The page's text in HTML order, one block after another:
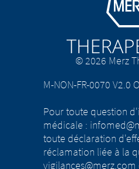
© 2026 Merz
M-NON-FR-0070 V2.0
Pour toute question
médicale :
toute déclaration
réclamation liée à la
vigilances@merz.com